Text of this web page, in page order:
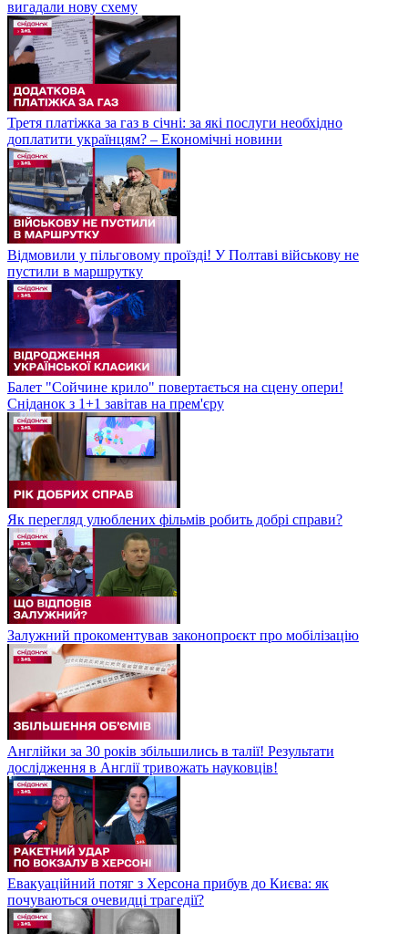
вигадали нову схему
Третя платіжка за газ в січні: за які послуги необхідно
доплатити українцям? – Економічні новини
Відмовили у пільговому проїзді! У Полтаві військову не
пустили в маршрутку
Балет "Сойчине крило" повертається на сцену опери!
Сніданок з 1+1 завітав на прем'єру
Як перегляд улюблених фільмів робить добрі справи?
Залужний прокоментував законопроєкт про мобілізацію
Англійки за 30 років збільшились в талії! Результати
дослідження в Англії тривожать науковців!
Евакуаційний потяг з Херсона прибув до Києва: як
почуваються очевидці трагедії?